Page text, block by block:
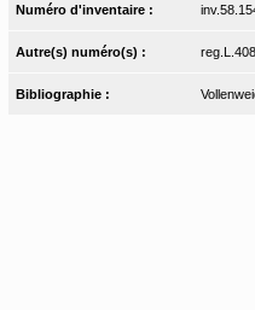
Numéro d'inventaire :
Autre(s) numéro(s) :
Bibliographie :